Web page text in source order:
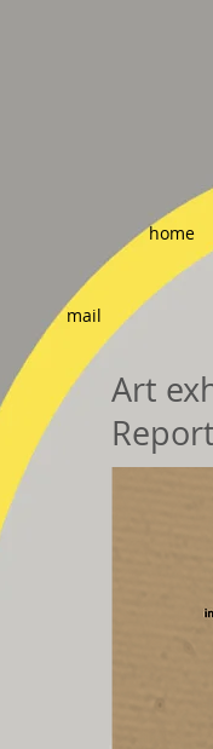
home
mail
Art